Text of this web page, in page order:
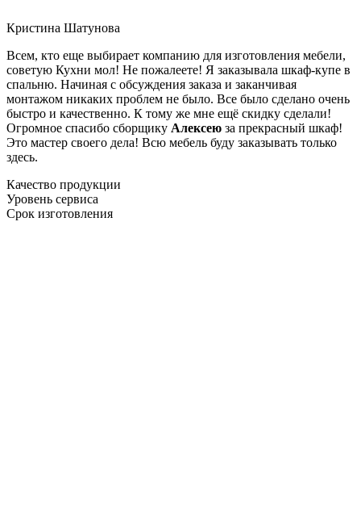
Кристина Шатунова
Всем, кто еще выбирает компанию для изготовления мебели,
советую Кухни мол! Не пожалеете! Я заказывала шкаф-купе в
спальню. Начиная с обсуждения заказа и заканчивая
монтажом никаких проблем не было. Все было сделано очень
быстро и качественно. К тому же мне ещё скидку сделали!
Огромное спасибо сборщику Алексею за прекрасный шкаф!
Это мастер своего дела! Всю мебель буду заказывать только
здесь.
Качество продукции
Уровень сервиса
Срок изготовления